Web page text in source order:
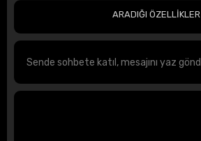
ARADIĞI ÖZELLİKLER